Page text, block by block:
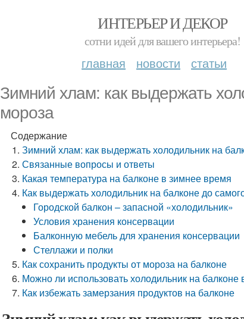
ИНТЕРЬЕР И ДЕКОР
сотни идей для вашего интерьера!
главная новости статьи
Зимний хлам: как выдержать
мороза
Содержание
Зимний хлам: как выдержать холодильник на
Связанные вопросы и ответы
Какая температура на балконе в зимнее время
Как выдержать холодильник на балконе до
Городской балкон – запасной «холодильник»
Условия хранения консервации
Балконную мебель для хранения консервации
Стеллажи и полки
Как сохранить продукты от мороза на балконе
Можно ли использовать холодильник на балконе
Как избежать замерзания продуктов на балконе